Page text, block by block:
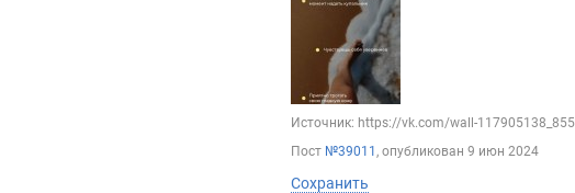
Источник: https://vk.com/wall-117905138_855
Пост №39011 , опубликован 9 июн 2024
Сохранить